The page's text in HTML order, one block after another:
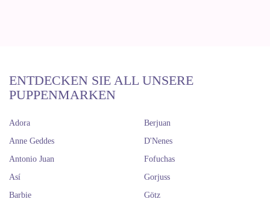
ENTDECKEN SIE ALL UNSERE
PUPPENMARKEN
Adora
Anne Geddes
Antonio Juan
Así
Barbie
Berjuan
D'Nenes
Fofuchas
Gorjuss
Götz